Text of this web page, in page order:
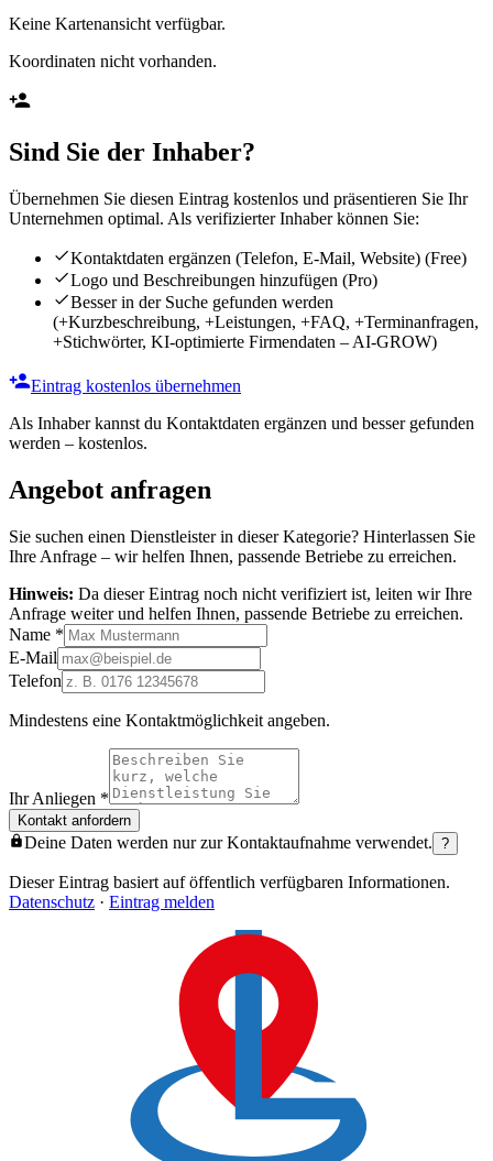
Keine Kartenansicht verfügbar.
Koordinaten nicht vorhanden.
Sind Sie der Inhaber?
Übernehmen Sie diesen Eintrag kostenlos und präsentieren Sie Ihr
Unternehmen optimal. Als verifizierter Inhaber können Sie:
Kontaktdaten ergänzen (Telefon, E-Mail, Website) (Free)
Logo und Beschreibungen hinzufügen (Pro)
Besser in der Suche gefunden werden
(+Kurzbeschreibung, +Leistungen, +FAQ, +Terminanfragen,
+Stichwörter, KI-optimierte Firmendaten – AI-GROW)
Eintrag kostenlos übernehmen
Als Inhaber kannst du Kontaktdaten ergänzen und besser gefunden
werden – kostenlos.
Angebot anfragen
Sie suchen einen Dienstleister in dieser Kategorie? Hinterlassen Sie
Ihre Anfrage – wir helfen Ihnen, passende Betriebe zu erreichen.
Hinweis: Da dieser Eintrag noch nicht verifiziert ist, leiten wir Ihre
Anfrage weiter und helfen Ihnen, passende Betriebe zu erreichen.
Name *
E-Mail
Telefon
Mindestens eine Kontaktmöglichkeit angeben.
Ihr Anliegen *
Kontakt anfordern
Deine Daten werden nur zur Kontaktaufnahme verwendet. ?
Dieser Eintrag basiert auf öffentlich verfügbaren Informationen.
Datenschutz · Eintrag melden